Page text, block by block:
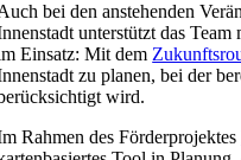
bei den anstehenden
unterstützt das
Einsatz: Mit dem
zu planen, bei der
wird.
Rahmen des Förderprojektes